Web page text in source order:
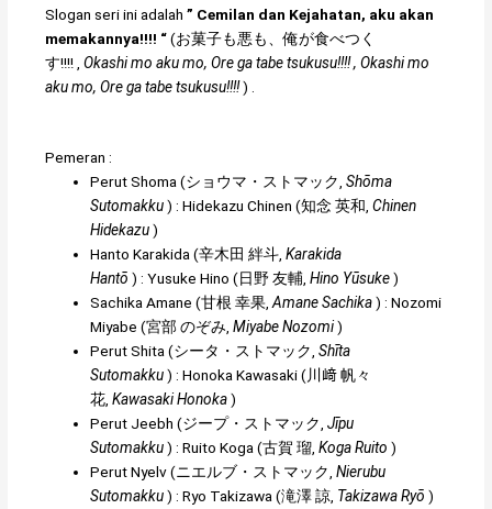
Slogan seri ini adalah” Cemilan dan Kejahatan, aku akan
memakannya!!!! “(お菓子も悪も、俺が食べつく
す!!!!
,Okashi mo aku mo, Ore ga tabe tsukusu!!!! , Okashi mo
aku mo, Ore ga tabe tsukusu!!!!)
Pemeran :
Perut Shoma(ショウマ・ストマック ,Shōma
Sutomakku) :Hidekazu Chinen(知念 英和 ,Chinen
Hidekazu)
Hanto Karakida(辛木田 絆斗 ,Karakida
Hantō ) :Yusuke Hino(日野 友輔 ,Hino Yūsuke)
Sachika Amane(甘根 幸果 ,Amane Sachika) :Nozomi
Miyabe(宮部 のぞみ ,Miyabe Nozomi)
Perut Shita(シータ・ストマック ,Shīta
Sutomakku) :Honoka Kawasaki(川﨑 帆々
花 ,Kawasaki Honoka)
Perut Jeebh(ジープ・ストマック ,Jīpu
Sutomakku) :Ruito Koga(古賀 瑠 ,Koga Ruito )
Perut Nyelv(ニエルブ・ストマック ,Nierubu
Sutomakku) :Ryo Takizawa(滝澤 諒 Takizawa Ryō )